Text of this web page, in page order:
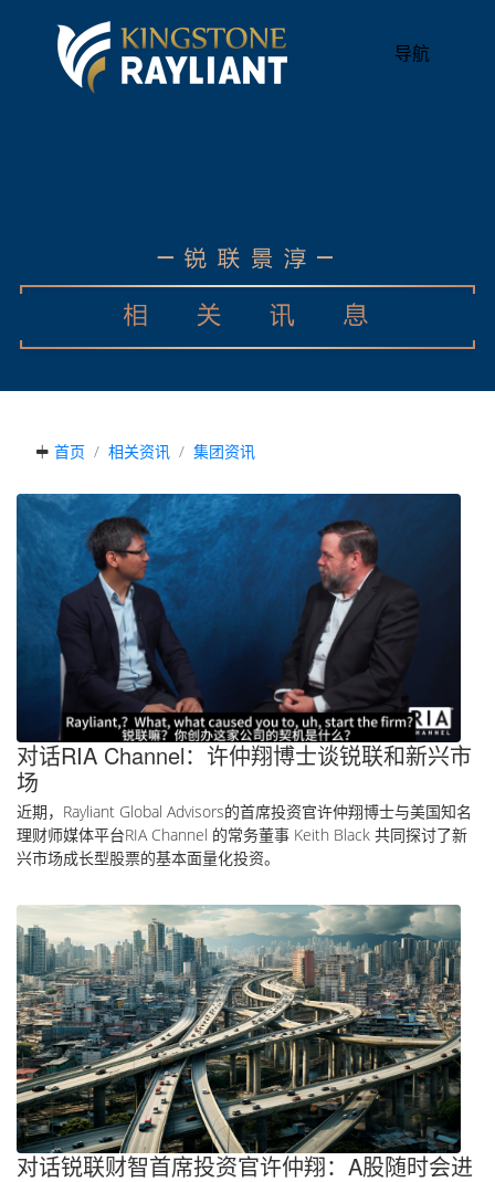
导航
首页 相关资讯 集团资讯
对话RIA Channel：许仲翔博士谈锐联和新兴市
场
近期，Rayliant Global Advisors的首席投资官许仲翔博士与美国知名
理财师媒体平台RIA Channel 的常务董事 Keith Black 共同探讨了新
兴市场成长型股票的基本面量化投资。
对话锐联财智首席投资官许仲翔：A股随时会进